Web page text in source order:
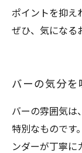
ポイントを抑え
ぜひ、気になる
バーの気分を
バーの雰囲気は
特別なものです
ンダーが丁寧に